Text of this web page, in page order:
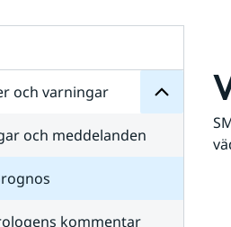
och varningar
för
och meddelanden
kommentar